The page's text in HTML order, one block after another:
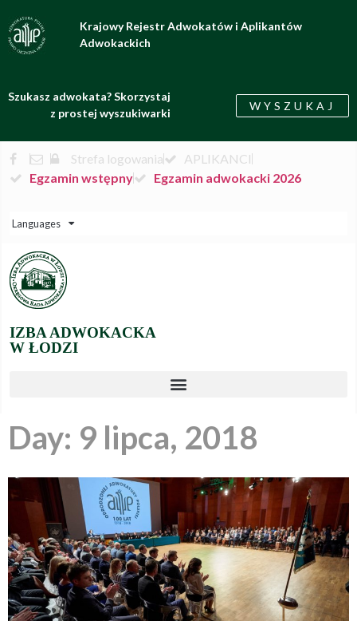
Krajowy Rejestr Adwokatów i Aplikantów
Adwokackich
Szukasz adwokata? Skorzystaj
z prostej wyszukiwarki
WYSZUKAJ
Strefa logowania
APLIKANCI
Egzamin wstępny
Egzamin adwokacki 2026
Languages
IZBA ADWOKACKA
W ŁODZI
Day: 9 lipca, 2018